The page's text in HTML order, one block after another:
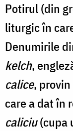
Foto:
Mihai
Alex
Olteanu
Potirul (din
liturgic în
Denumirile
kelch,
calice,
care a dat în
caliciu(cupa